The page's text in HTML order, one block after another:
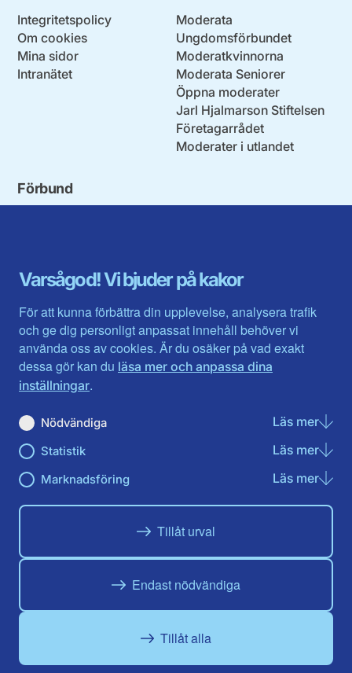
Varsågod! Vi bjuder på kakor
För att kunna förbättra din upplevelse, analysera trafik
och ge dig personligt anpassat innehåll behöver vi
använda oss av cookies. Är du osäker på vad exakt
dessa gör kan du läsa mer och anpassa dina
inställningar.
Nödvändiga Läs merom
Statistik Läs merom
Marknadsföring Läs merom
Tillåt urval
Endast nödvändiga
Tillåt alla
Integritetspolicy
Om cookies
Mina sidor
Intranätet
Moderata
Ungdomsförbundet
Moderatkvinnorna
Moderata Seniorer
Öppna moderater
Jarl Hjalmarson Stiftelsen
Företagarrådet
Moderater i utlandet
Förbund
Gävleborg
Halland
Jämtlands län
Jönköpings län
Kalmar län
Kronobergs län
Norrbotten
Skåne län
Värmlands län
Västerbotten
Västra Götaland
Västernorrland
Västmanland
Örebro län
Östergötland
Du hittar oss här på sociala medier
Facebook
Instagram